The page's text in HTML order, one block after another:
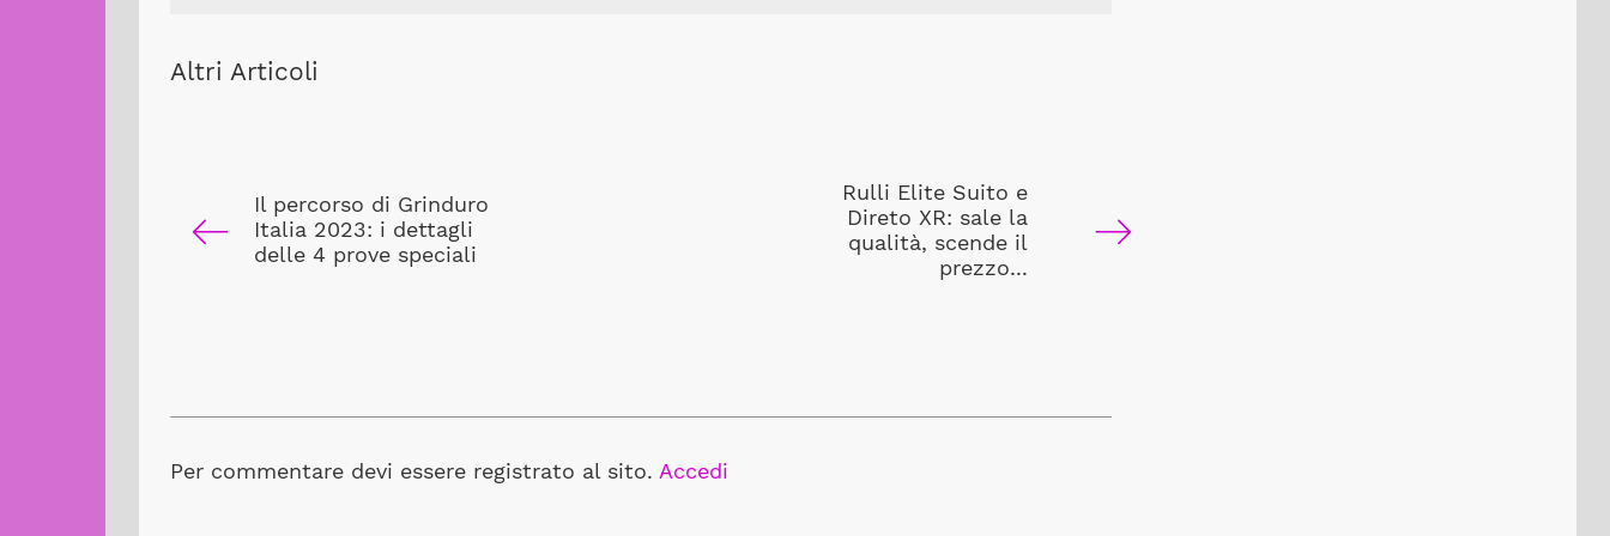
Altri Articoli
Il percorso di Grinduro
Italia 2023: i dettagli
delle 4 prove speciali
Rulli Elite Suito e
Direto XR: sale la
qualità, scende il
prezzo...
Per commentare devi essere registrato al sito. Accedi